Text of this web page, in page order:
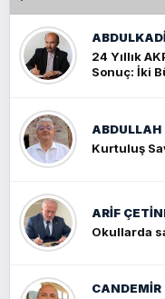
24 Yıllık
Sonuç: İki
Kurtuluş
ARIF
Okullarda
CANDEMIR